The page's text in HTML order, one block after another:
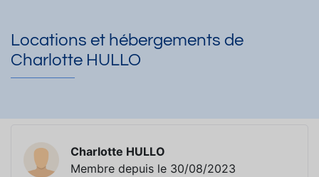
Locations et hébergements de
Charlotte HULLO
Charlotte HULLO
Membre depuis le 30/08/2023